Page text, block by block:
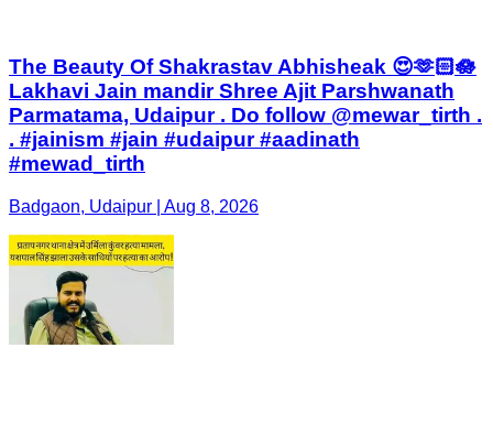
The Beauty Of Shakrastav Abhisheak 😍🫶🏻🪷
Lakhavi Jain mandir Shree Ajit Parshwanath
Parmatama, Udaipur . Do follow @mewar_tirth .
. #jainism #jain #udaipur #aadinath
#mewad_tirth
Badgaon, Udaipur | Aug 8, 2026